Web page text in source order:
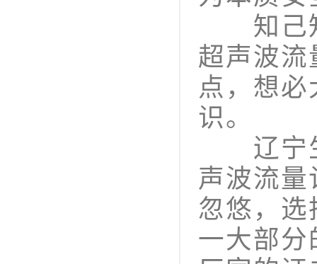
知己知
超声波
点，想
识。
辽宁生
声波流
忽悠，
一大部分